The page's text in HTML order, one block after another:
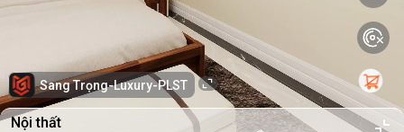
Sang Trọng-Luxury-PLST
Nội thất